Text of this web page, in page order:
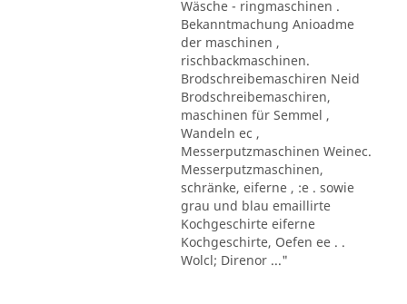
Wäsche - ringmaschinen .
Bekanntmachung Anioadme
der maschinen ,
rischbackmaschinen.
Brodschreibemaschiren Neid
Brodschreibemaschiren,
maschinen für Semmel ,
Wandeln ec ,
Messerputzmaschinen Weinec.
Messerputzmaschinen,
schränke, eiferne , :e . sowie
grau und blau emaillirte
Kochgeschirte eiferne
Kochgeschirte, Oefen ee . .
Wolcl; Direnor ..."